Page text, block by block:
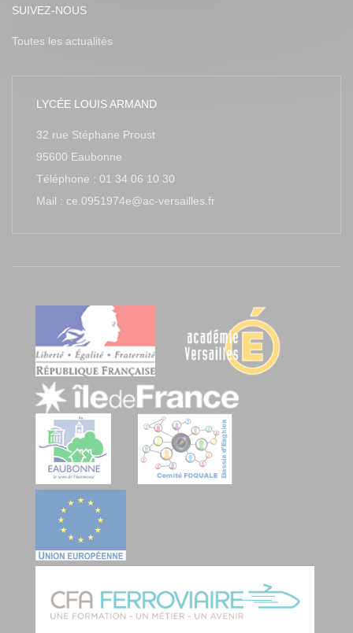
SUIVEZ-NOUS
Toutes les actualités
LYCÉE LOUIS ARMAND
32 rue Stéphane Proust
95600 Eaubonne
Téléphone : 01 34 06 10 30
Mail : ce.0951974e@ac-versailles.fr